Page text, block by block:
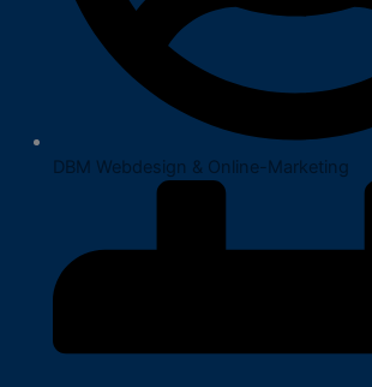
DBM Webdesign & Online-Marketing